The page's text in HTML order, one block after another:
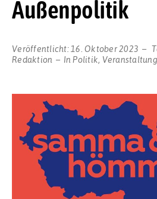
Außenpolitik
Veröffentlicht: 16. Oktober 2023
Redaktion
InPolitik, Veranstaltung